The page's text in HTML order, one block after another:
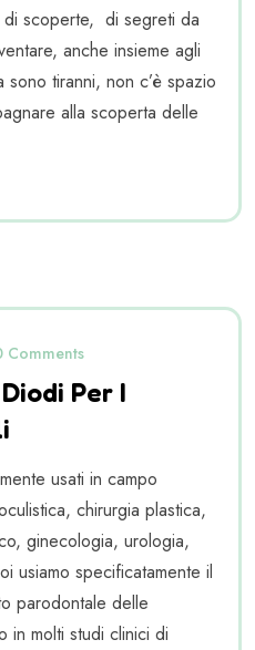
di scoperte, di segreti da
anche insieme agli
tiranni, non c’è spazio
alla scoperta delle
Comments
Per I
usati in campo
chirurgia plastica,
ginecologia, urologia,
usiamo specificatamente il
parodontale delle
in molti studi clinici di